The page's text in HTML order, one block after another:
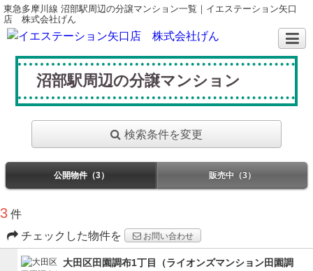
東急多摩川線 沼部駅周辺の分譲マンション一覧｜イエステーション矢口
店 株式会社げん
沼部駅周辺の分譲マンション
検索条件を変更
公開物件（3） 販売中（3）
3 件
チェックした物件を
お問い合わせ
大田区田園調布1丁目（ライオンズマンション田園調